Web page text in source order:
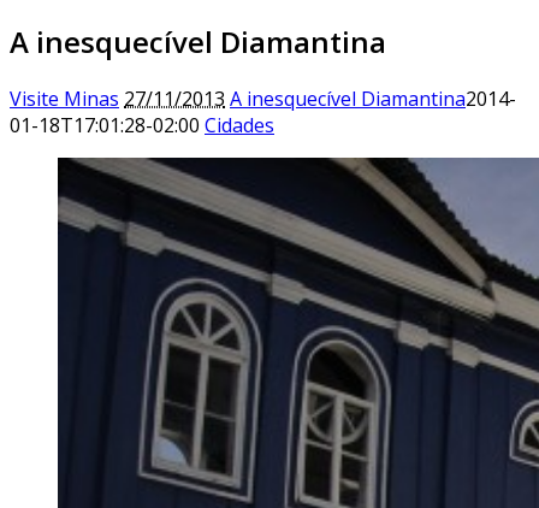
A inesquecível Diamantina
Visite Minas 27/11/2013 A inesquecível Diamantina2014-
01-18T17:01:28-02:00 Cidades